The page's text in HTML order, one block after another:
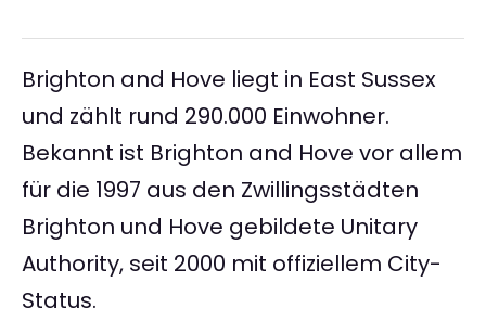
Brighton and Hove liegt in East Sussex
und zählt rund 290.000 Einwohner.
Bekannt ist Brighton and Hove vor allem
für die 1997 aus den Zwillingsstädten
Brighton und Hove gebildete Unitary
Authority, seit 2000 mit offiziellem City-
Status.